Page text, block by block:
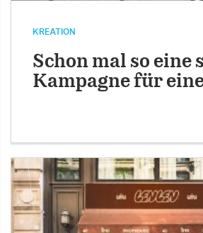
KREATION
Schon mal so eine
Kampagne für